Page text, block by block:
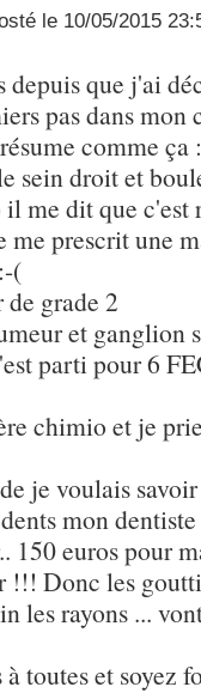
le 10/05/2015
depuis que j'ai
pas dans mon
comme ça :
sein droit et
me dit que c'est
me prescrit une
(
grade 2
et ganglion
parti pour 6
chimio et je
je voulais
mon
150 euros pour
Donc les
les rayons ...
toutes et soyez